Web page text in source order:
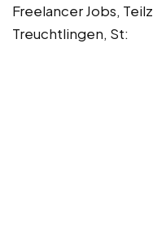
Freelancer Jobs,
Treuchtlingen, St: